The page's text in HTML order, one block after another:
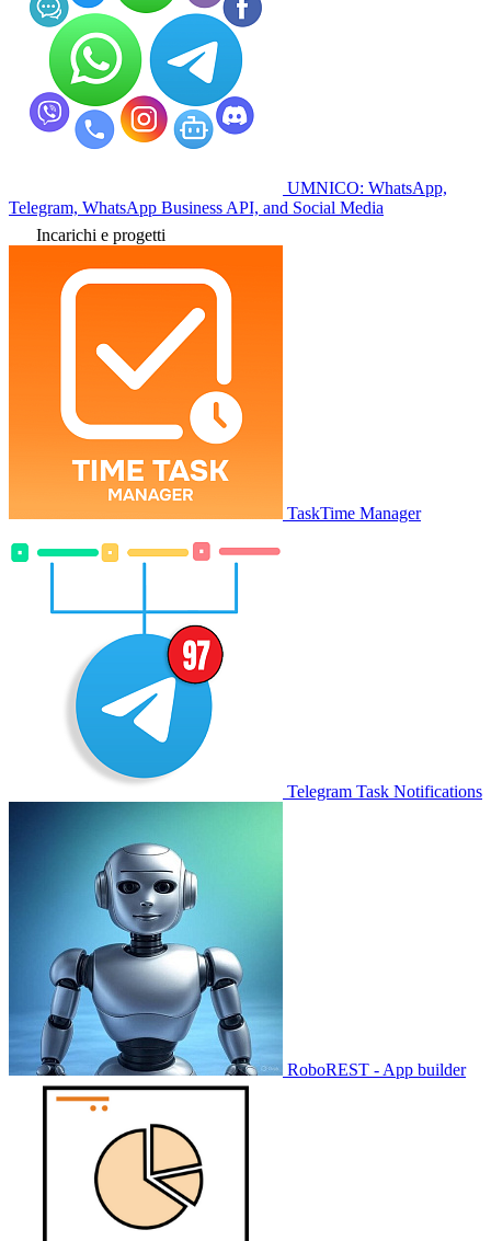
UMNICO: WhatsApp,
Telegram, WhatsApp Business API, and Social Media
Incarichi e progetti
TaskTime Manager
Telegram Task Notifications
RoboREST - App builder